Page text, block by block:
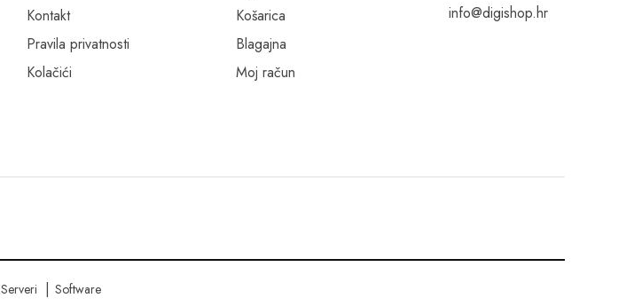
Kontakt
Pravila privatnosti
Kolačići
Košarica
Blagajna
Moj račun
info@digishop.hr
Serveri Software